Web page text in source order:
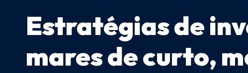
Estratégias de
mares de curto,